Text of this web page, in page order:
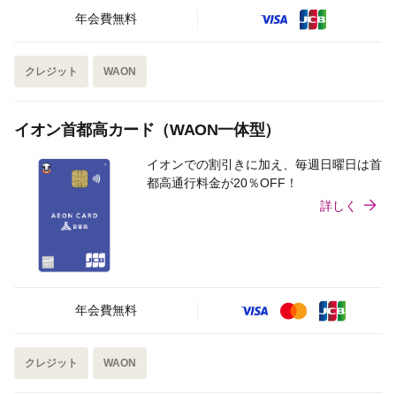
年会費無料
クレジット WAON
イオン首都高カード（WAON一体型）
イオンでの割引きに加え、毎週日曜日は首
都高通行料金が20％OFF！
詳しく
年会費無料
クレジット WAON